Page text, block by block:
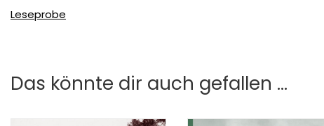
Leseprobe
Das könnte dir auch gefallen …